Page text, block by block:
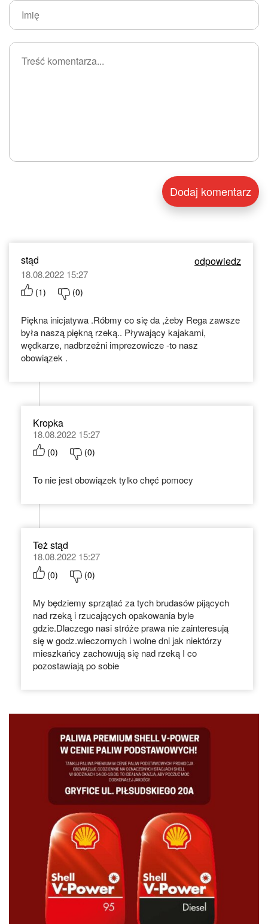
stąd odpowiedz
18.08.2022 15:27
(1) (0)
Piękna inicjatywa .Róbmy co się da ,żeby Rega zawsze
była naszą piękną rzeką.. Pływający kajakami,
wędkarze, nadbrzeżni imprezowicze -to nasz
obowiązek .
Kropka
18.08.2022 15:27
(0) (0)
To nie jest obowiązek tylko chęć pomocy
Też stąd
18.08.2022 15:27
(0) (0)
My będziemy sprzątać za tych brudasów pijących
nad rzeką i rzucających opakowania byle
gdzie.Dlaczego nasi stróże prawa nie zainteresują
się w godz.wieczornych i wolne dni jak niektórzy
mieszkańcy zachowują się nad rzeką I co
pozostawiają po sobie